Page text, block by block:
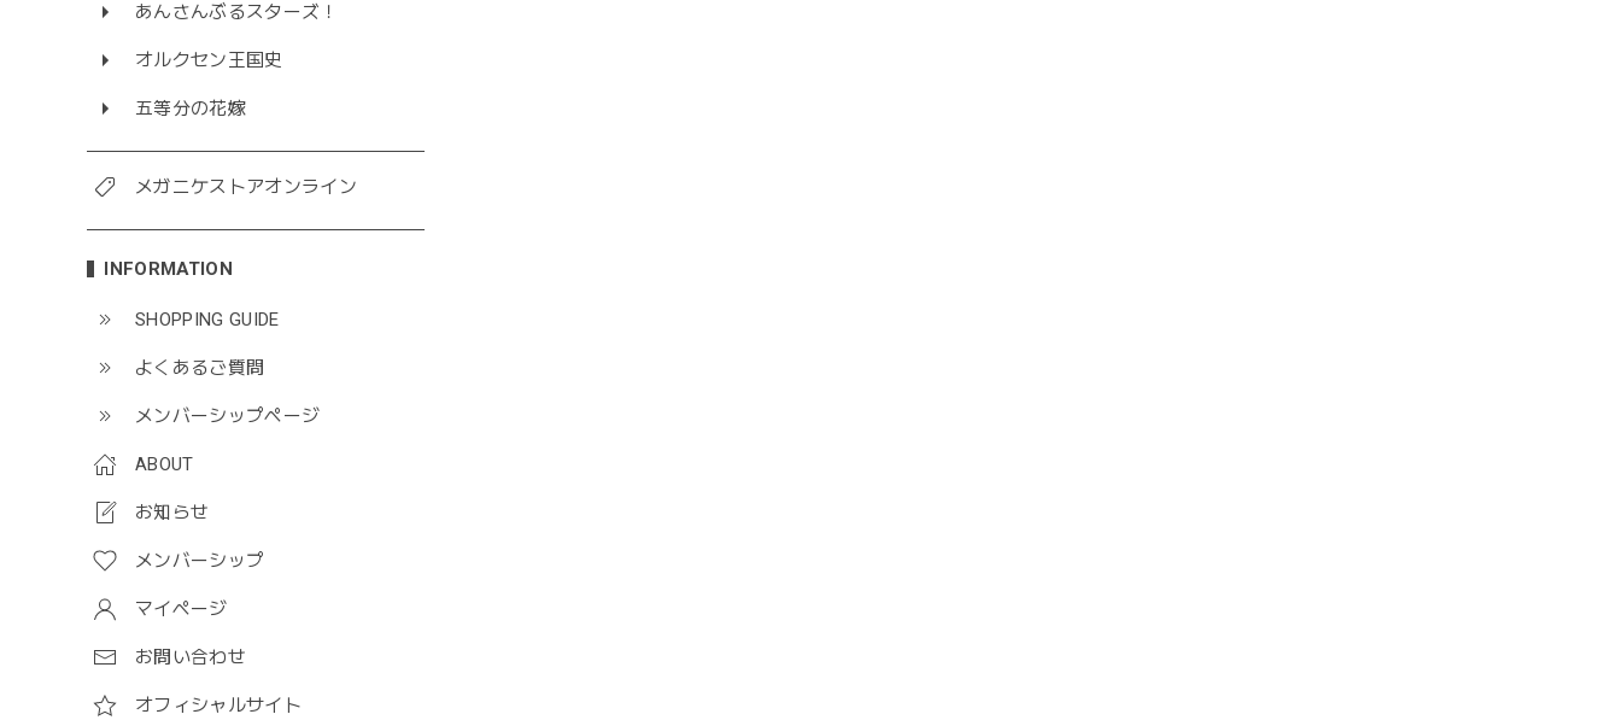
あんさんぶるスターズ！
オルクセン王国史
五等分の花嫁
メガニケストアオンライン
INFORMATION
SHOPPING GUIDE
よくあるご質問
メンバーシップページ
ABOUT
お知らせ
メンバーシップ
マイページ
お問い合わせ
オフィシャルサイト